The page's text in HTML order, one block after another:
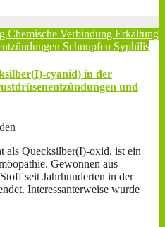
Chemische Verbindung Erkältung
Schnupfen Syphilis
cyanid) in der
und
als Quecksilber(I)-oxid, ist ein
Gewonnen aus
seit Jahrhunderten in der
Interessanterweise wurde